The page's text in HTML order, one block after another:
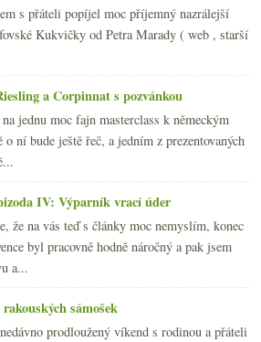
s přáteli popíjel moc příjemný nazrálejší
Kukvičky od Petra Marady ( web , starší
a Corpinnat s pozvánkou
jednu moc fajn masterclass k německým
ní bude ještě řeč, a jedním z prezentovaných
IV: Výparník vrací úder
že na vás teď s články moc nemyslím, konec
byl pracovně hodně náročný a pak jsem
a...
sámošek
prodloužený víkend s rodinou a přáteli